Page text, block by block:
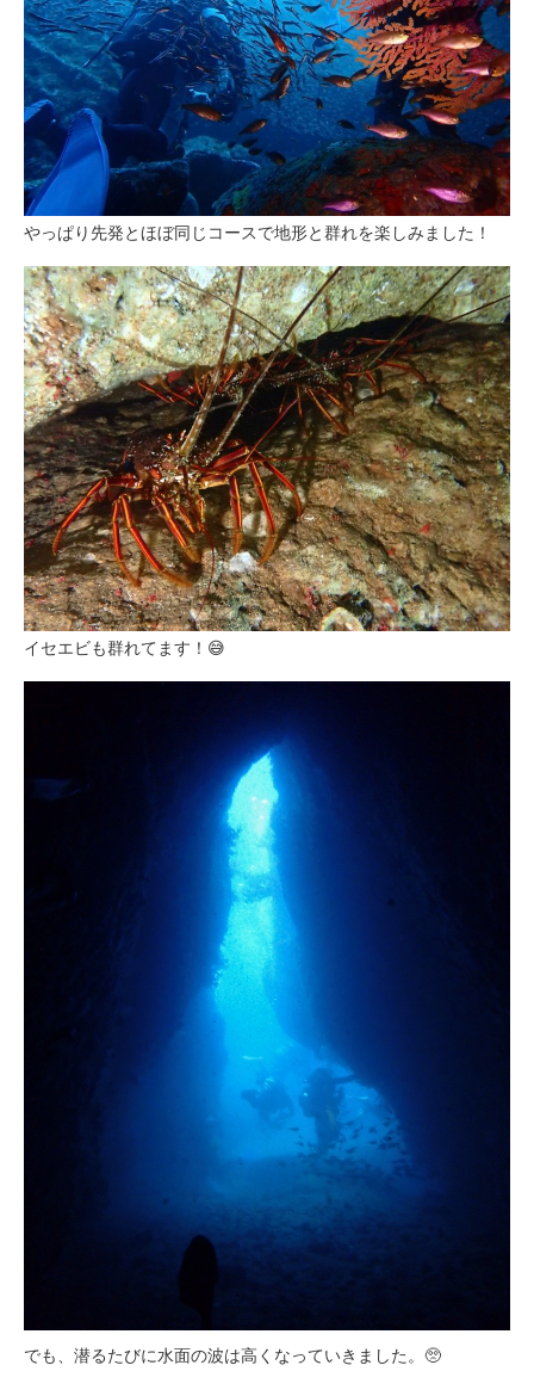
やっぱり先発とほぼ同じコースで地形と群れを楽しみました！
イセエビも群れてます！😅
でも、潜るたびに水面の波は高くなっていきました。🥺